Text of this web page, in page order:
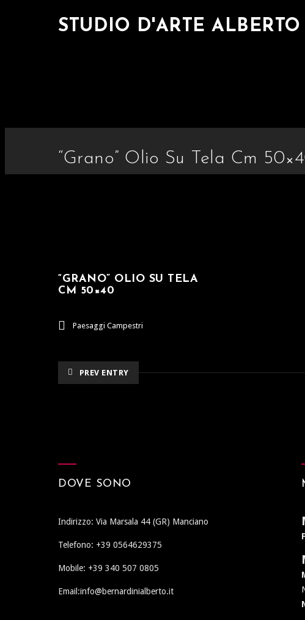
STUDIO D'ARTE
“Grano” Olio Su Tela Cm
“GRANO” OLIO SU TELA
CM 50×40
Paesaggi Campestri
PREV ENTRY
DOVE SONO
Indirizzo: Via Marsala 44 (GR) Manciano
Telefono: +39 0564629375
Mobile: +39 340 507 0805
Email:info@bernardinialberto.it